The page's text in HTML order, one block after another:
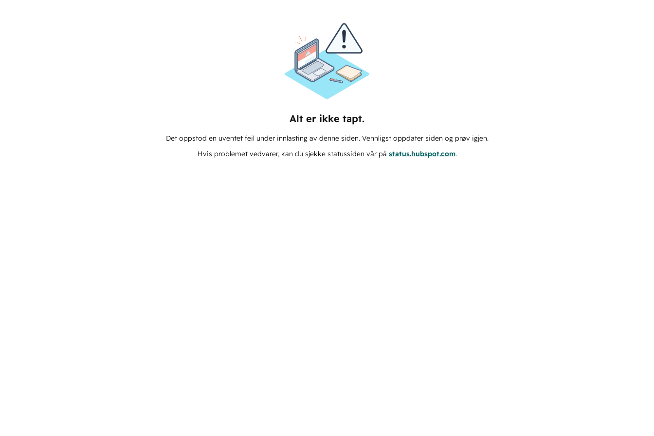
Alt er ikke tapt.
Det oppstod en uventet feil under innlasting av denne siden. Vennligst oppdater siden og prøv igjen.
Hvis problemet vedvarer, kan du sjekke statussiden vår på status.hubspot.com.